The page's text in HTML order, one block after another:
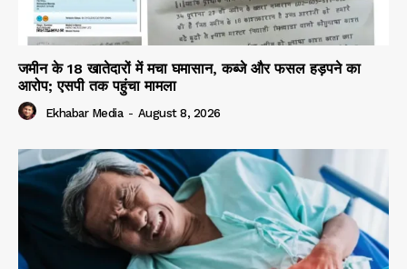
जमीन के 18 खातेदारों में मचा घमासान, कब्जे और फसल हड़पने का
आरोप; एसपी तक पहुंचा मामला
Ekhabar Media - August 8, 2026